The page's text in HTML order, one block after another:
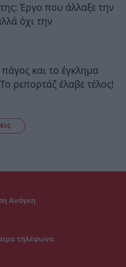
Έργο που άλλαξε την
όχι την
και το έγκλημα
ρεπορτάζ έλαβε τέλος!
Ανάγκη
τηλέφωνα